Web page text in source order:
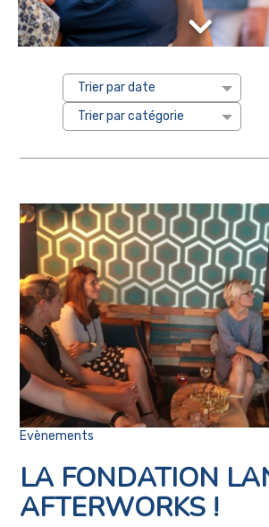
Trier par date
Trier par catégorie
Evènements
LA FONDATION
AFTERWORKS !